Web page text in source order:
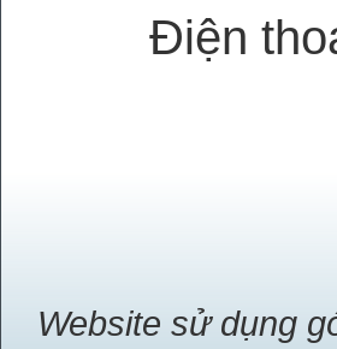
Điện
Website sử dụng